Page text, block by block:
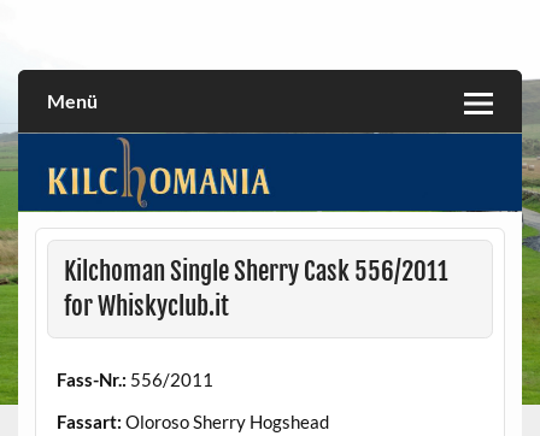
Menü
Kilchoman Single Sherry Cask 556/2011
for Whiskyclub.it
Fass-Nr.: 556/2011
Fassart: Oloroso Sherry Hogshead